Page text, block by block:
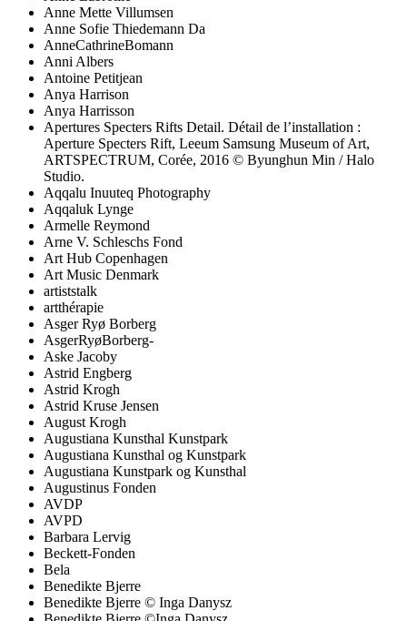
Anne Mette Villumsen
Anne Sofie Thiedemann Da
AnneCathrineBomann
Anni Albers
Antoine Petitjean
Anya Harrison
Anya Harrisson
Apertures Specters Rifts Detail. Détail de l’installation :
Aperture Specters Rift, Leeum Samsung Museum of Art,
ARTSPECTRUM, Corée, 2016 © Byunghun Min / Halo
Studio.
Aqqalu Inuuteq Photography
Aqqaluk Lynge
Armelle Reymond
Arne V. Schleschs Fond
Art Hub Copenhagen
Art Music Denmark
artiststalk
artthérapie
Asger Ryø Borberg
AsgerRyøBorberg-
Aske Jacoby
Astrid Engberg
Astrid Krogh
Astrid Kruse Jensen
August Krogh
Augustiana Kunsthal Kunstpark
Augustiana Kunsthal og Kunstpark
Augustiana Kunstpark og Kunsthal
Augustinus Fonden
AVDP
AVPD
Barbara Lervig
Beckett-Fonden
Bela
Benedikte Bjerre
Benedikte Bjerre © Inga Danysz